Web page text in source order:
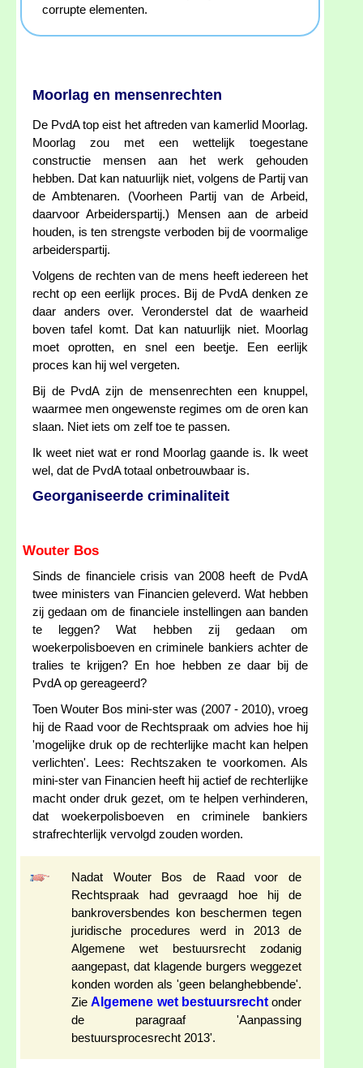
corrupte elementen.
Moorlag en mensenrechten
De PvdA top eist het aftreden van kamerlid Moorlag.
Moorlag zou met een wettelijk toegestane
constructie mensen aan het werk gehouden
hebben. Dat kan natuurlijk niet, volgens de Partij van
de Ambtenaren. (Voorheen Partij van de Arbeid,
daarvoor Arbeiderspartij.) Mensen aan de arbeid
houden, is ten strengste verboden bij de voormalige
arbeiderspartij.
Volgens de rechten van de mens heeft iedereen het
recht op een eerlijk proces. Bij de PvdA denken ze
daar anders over. Veronderstel dat de waarheid
boven tafel komt. Dat kan natuurlijk niet. Moorlag
moet oprotten, en snel een beetje. Een eerlijk
proces kan hij wel vergeten.
Bij de PvdA zijn de mensenrechten een knuppel,
waarmee men ongewenste regimes om de oren kan
slaan. Niet iets om zelf toe te passen.
Ik weet niet wat er rond Moorlag gaande is. Ik weet
wel, dat de PvdA totaal onbetrouwbaar is.
Georganiseerde criminaliteit
Wouter Bos
Sinds de financiele crisis van 2008 heeft de PvdA
twee ministers van Financien geleverd. Wat hebben
zij gedaan om de financiele instellingen aan banden
te leggen? Wat hebben zij gedaan om
woekerpolisboeven en criminele bankiers achter de
tralies te krijgen? En hoe hebben ze daar bij de
PvdA op gereageerd?
Toen Wouter Bos mini-ster was (2007 - 2010), vroeg
hij de Raad voor de Rechtspraak om advies hoe hij
'mogelijke druk op de rechterlijke macht kan helpen
verlichten'. Lees: Rechtszaken te voorkomen. Als
mini-ster van Financien heeft hij actief de rechterlijke
macht onder druk gezet, om te helpen verhinderen,
dat woekerpolisboeven en criminele bankiers
strafrechterlijk vervolgd zouden worden.
Nadat Wouter Bos de Raad voor de
Rechtspraak had gevraagd hoe hij de
bankroversbendes kon beschermen tegen
juridische procedures werd in 2013 de
Algemene wet bestuursrecht zodanig
aangepast, dat klagende burgers weggezet
konden worden als 'geen belanghebbende'.
ZieAlgemene wet bestuursrechtonder
de paragraaf 'Aanpassing
bestuursprocesrecht 2013'.